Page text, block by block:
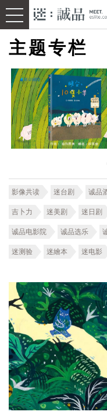
主题专栏
影像共读 迷台剧 诚品
吉卜力 迷美剧 迷日剧
诚品电影院 诚品选乐
迷测验 迷繪本 迷电影